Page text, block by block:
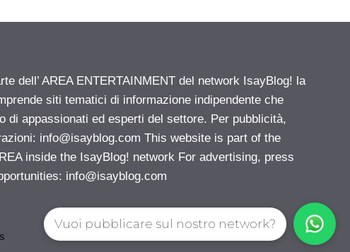
dell’ AREA ENTERTAINMENT del network IsayBlog! la
siti tematici di informazione indipendente che
di appassionati ed esperti del settore. Per pubblicità,
info@isayblog.com This website is part of the
inside the IsayBlog! network For advertising, press
info@isayblog.com
Vuoi pubblicare sul nostro network?